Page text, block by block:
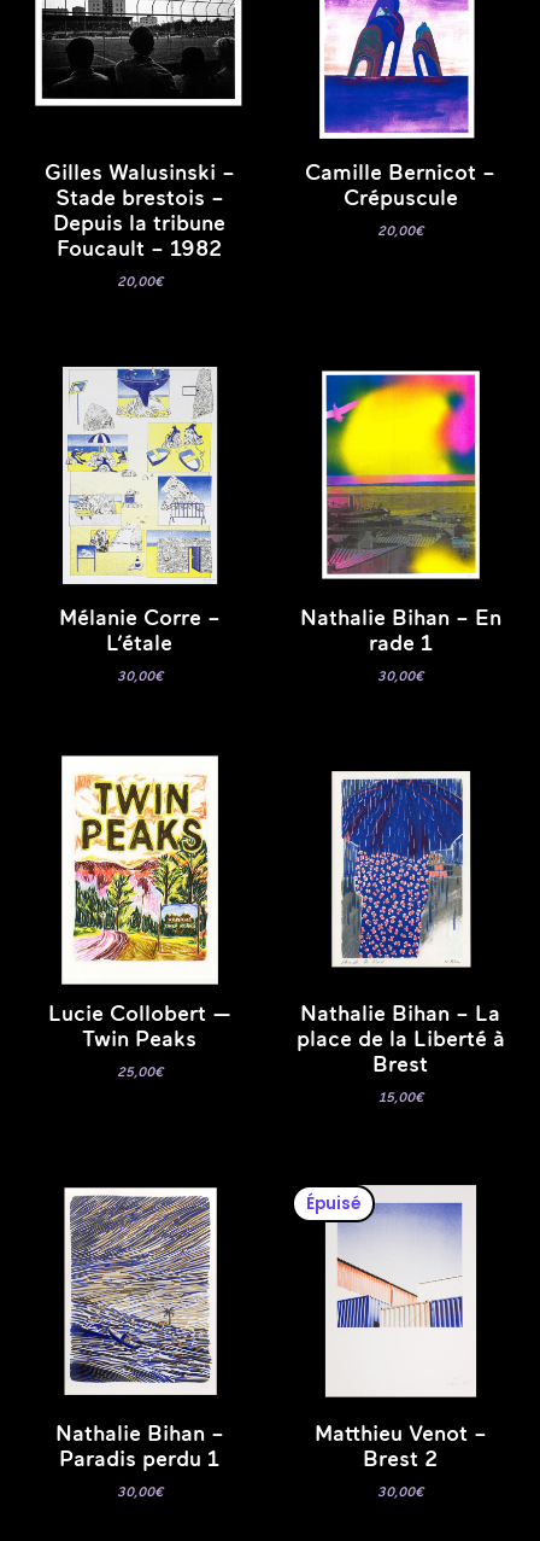
Gilles Walusinski –
Stade brestois –
Depuis la tribune
Foucault – 1982
20,00€
Camille Bernicot –
Crépuscule
20,00€
Mélanie Corre –
L’étale
30,00€
Nathalie Bihan – En
rade 1
30,00€
Lucie Collobert —
Twin Peaks
25,00€
Nathalie Bihan – La
place de la Liberté à
Brest
15,00€
Nathalie Bihan –
Paradis perdu 1
30,00€
Épuisé
Matthieu Venot –
Brest 2
30,00€